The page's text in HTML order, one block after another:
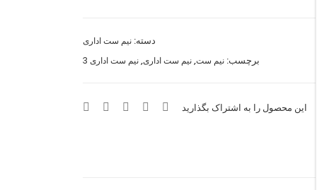
وکیوم
مدل
5
دسته: نیم ست اداری
برچسب: نیم ست,نیم ست اداری,نیم ست اداری 3
این محصول را به اشتراک بگذارید